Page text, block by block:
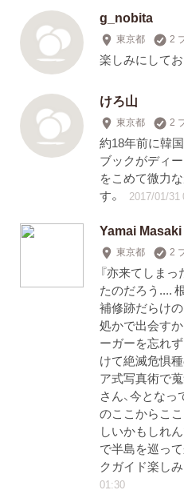
g_nobita
東京都 2
楽しみにしてお
けろ山
東京都 2
約18年前に韓
ブックがディ
をこめて微力
す。
2017/01/31
Yamai Masaki
東京都 2
『亦来てしま
たのだろう....
補修跡だらけ
処かで出会す
ーガーを忘れ
けて絶滅危惧種
ア式写真術で
さん、今とな
のここからこ
しいかもしれ
で半島を巡っ
クガイド楽し
01:30